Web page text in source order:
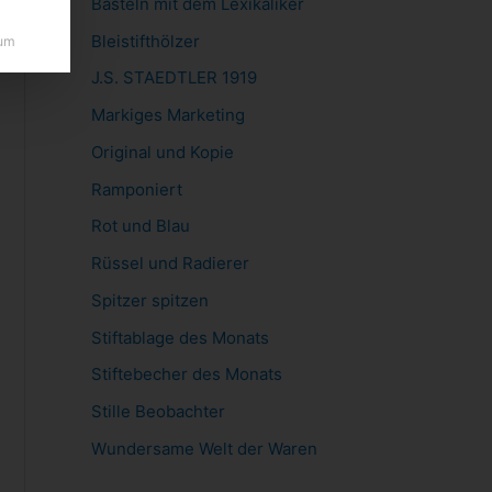
Bleistifthölzer
J.S. STAEDTLER 1919
Markiges Marketing
Original und Kopie
Ramponiert
Rot und Blau
Rüssel und Radierer
Spitzer spitzen
Stiftablage des Monats
Stiftebecher des Monats
Stille Beobachter
Wundersame Welt der Waren